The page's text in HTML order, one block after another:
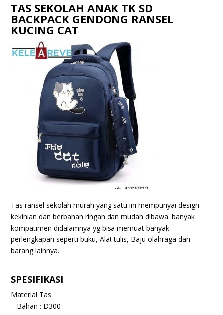
TAS SEKOLAH ANAK TK SD
BACKPACK GENDONG RANSEL
KUCING CAT
Tas ransel sekolah murah yang satu ini mempunyai design
kekinian dan berbahan ringan dan mudah dibawa. banyak
kompatimen didalamnya yg bisa memuat banyak
perlengkapan seperti buku, Alat tulis, Baju olahraga dan
barang lainnya.
SPESIFIKASI
Material Tas
– Bahan : D300